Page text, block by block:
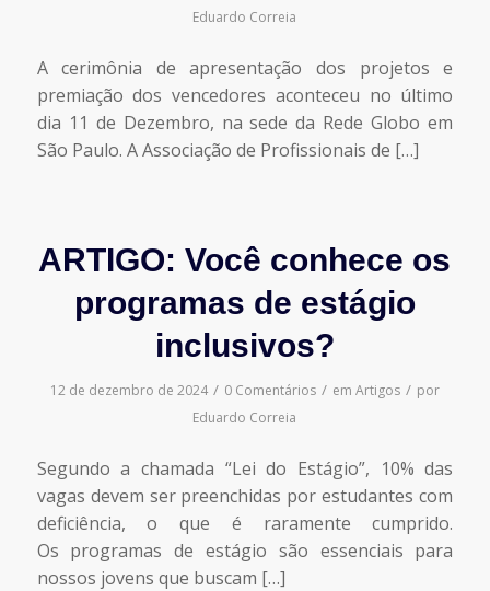
Eduardo Correia
A cerimônia de apresentação dos projetos e
premiação dos vencedores aconteceu no último
dia 11 de Dezembro, na sede da Rede Globo em
São Paulo. A Associação de Profissionais de […]
ARTIGO: Você conhece os
programas de estágio
inclusivos?
12 de dezembro de 2024 / 0 Comentários / em Artigos / por
Eduardo Correia
Segundo a chamada “Lei do Estágio”, 10% das
vagas devem ser preenchidas por estudantes com
deficiência, o que é raramente cumprido.
Os programas de estágio são essenciais para
nossos jovens que buscam […]